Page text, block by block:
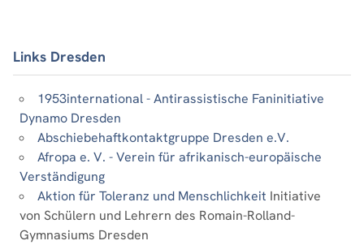
Links Dresden
1953international - Antirassistische Faninitiative
Dynamo Dresden
Abschiebehaftkontaktgruppe Dresden e.V.
Afropa e. V. - Verein für afrikanisch-europäische
Verständigung
Aktion für Toleranz und Menschlichkeit Initiative
von Schülern und Lehrern des Romain-Rolland-
Gymnasiums Dresden